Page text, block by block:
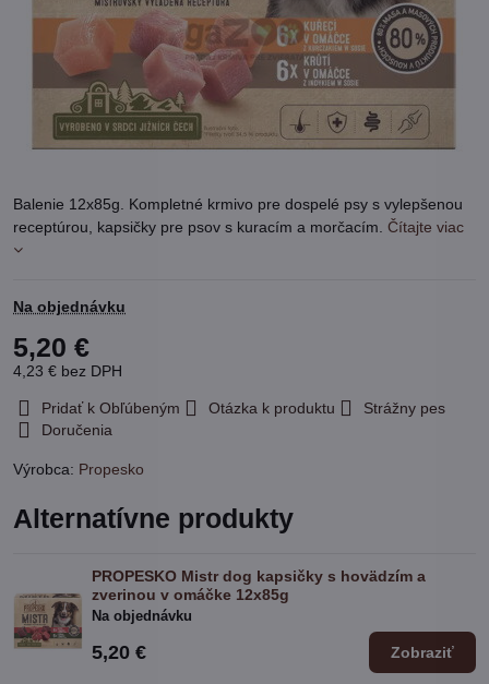
Balenie 12x85g. Kompletné krmivo pre dospelé psy s vylepšenou
receptúrou, kapsičky pre psov s kuracím a morčacím. Čítajte viac
Na objednávku
5,20 €
4,23 € bez DPH
Pridať k Obľúbeným Otázka k produktu
Strážny pes
Doručenia
Výrobca: Propesko
Alternatívne produkty
PROPESKO Mistr dog kapsičky s hovädzím a
zverinou v omáčke 12x85g
Na objednávku
5,20 € Zobraziť